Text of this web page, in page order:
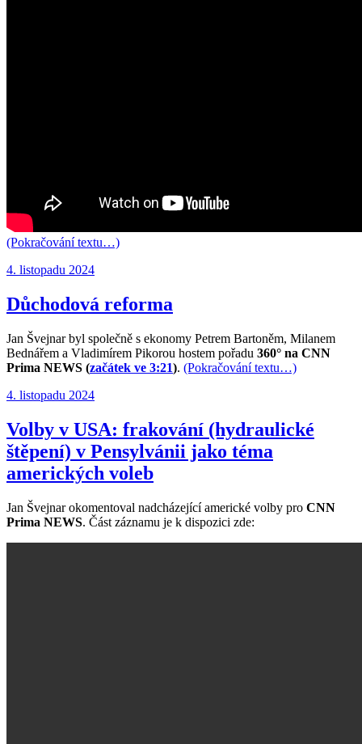
(Pokračování textu…)
Publikováno:
4. listopadu 2024
Důchodová reforma
Jan Švejnar byl společně s ekonomy Petrem Bartoněm, Milanem
Bednářem a Vladimírem Pikorou hostem pořadu 360° na CNN
Prima NEWS (začátek ve 3:21). (Pokračování textu…)
Publikováno:
4. listopadu 2024
Volby v USA: frakování (hydraulické
štěpení) v Pensylvánii jako téma
amerických voleb
Jan Švejnar okomentoval nadcházející americké volby pro CNN
Prima NEWS. Část záznamu je k dispozici zde: